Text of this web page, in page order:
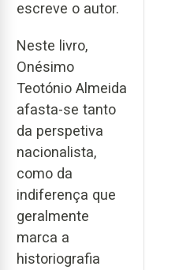
escreve o autor.
Neste livro,
Onésimo
Teotónio Almeida
afasta-se tanto
da perspetiva
nacionalista,
como da
indiferença que
geralmente
marca a
historiografia